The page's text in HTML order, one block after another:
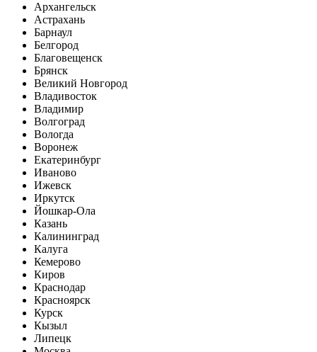
Архангельск
Астрахань
Барнаул
Белгород
Благовещенск
Брянск
Великий Новгород
Владивосток
Владимир
Волгоград
Вологда
Воронеж
Екатеринбург
Иваново
Ижевск
Иркутск
Йошкар-Ола
Казань
Калининград
Калуга
Кемерово
Киров
Краснодар
Красноярск
Курск
Кызыл
Липецк